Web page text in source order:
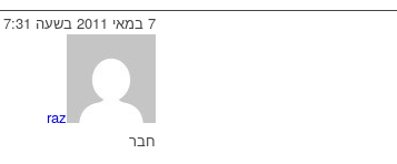
7 במאי 2011 בשעה 7:31
raz
חבר